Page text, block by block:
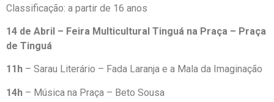
Classificação: a partir de 16 anos
14 de Abril – Feira Multicultural Tinguá na Praça – Praça
de Tinguá
11h – Sarau Literário – Fada Laranja e a Mala da Imaginação
14h – Música na Praça – Beto Sousa